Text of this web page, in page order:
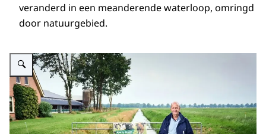
veranderd in een meanderende waterloop, omringd
door natuurgebied.
Vergroot afbeelding Tjeerd Dijkstra voor stuw